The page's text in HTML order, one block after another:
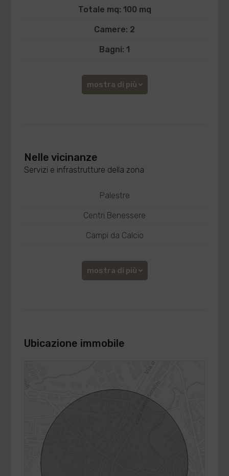
Totale mq: 100 mq
Camere: 2
Bagni: 1
mostra di più
Nelle vicinanze
Servizi e infrastrutture della zona
Palestre
Centri Benessere
Campi da Calcio
mostra di più
Ubicazione immobile